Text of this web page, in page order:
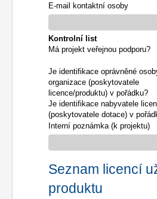
E-mail kontaktní osoby
Kontrolní list
Má projekt veřejnou podporu?
Je identifikace oprávněné
organizace (poskytovatele
licence/produktu) v pořádku?
Je identifikace nabyvatele
(poskytovatele dotace) v
Interní poznámka (k projektu)
Seznam licencí
produktu